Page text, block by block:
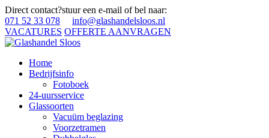
Direct contact?stuur een e-mail of bel naar:
071 52 33 078
info@glashandelsloos.nl
VACATURES OFFERTE AANVRAGEN
Home
Bedrijfsinfo
Fotoboek
24-uursservice
Glassoorten
Vacuüm beglazing
Voorzetramen